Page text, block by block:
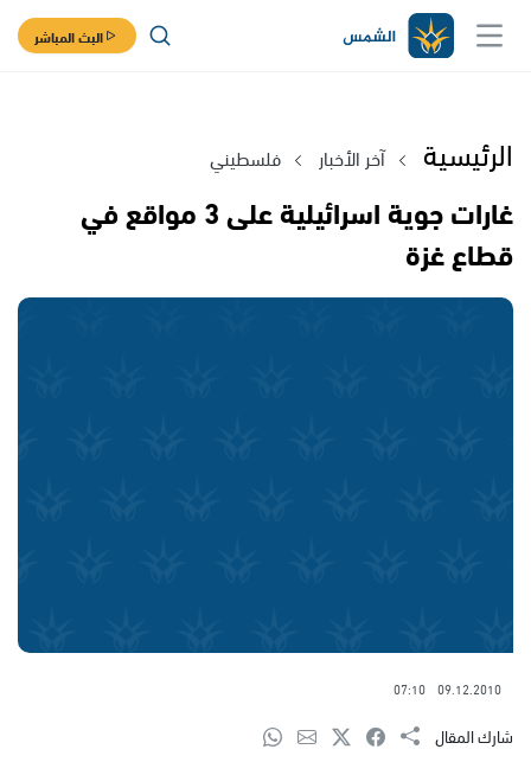
البث المباشر
الرئيسية آخر الأخبار فلسطيني
غارات جوية اسرائيلية على 3 مواقع في
قطاع غزة
09.12.2010
07:10
شارك المقال